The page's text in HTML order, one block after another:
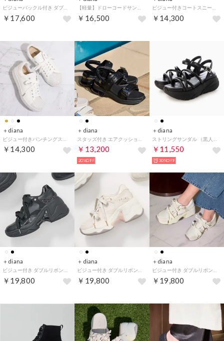
￥17,600 ￥16,500 ￥14,300
＋diana
￥14,300
＋diana
￥13,200
20%OFF
＋diana
￥11,550
30%OFF
＋diana
￥19,800
＋diana
￥19,800
＋diana
￥19,800